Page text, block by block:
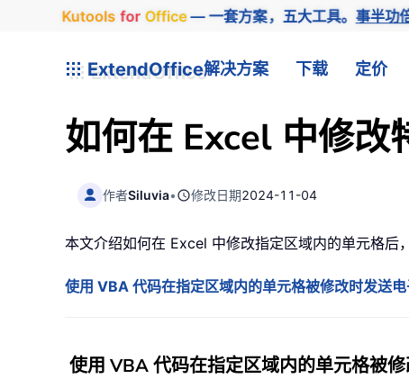
Kutools for Office— 一套方案，五大工具。事半功
ExtendOffice解决方案 下载 定价
如何在 Excel 中修改
作者Siluvia• 修改日期2024-11-04
本文介绍如何在 Excel 中修改指定区域内的单元格后
使用 VBA 代码在指定区域内的单元格被修改时发送
使用 VBA 代码在指定区域内的单元格被